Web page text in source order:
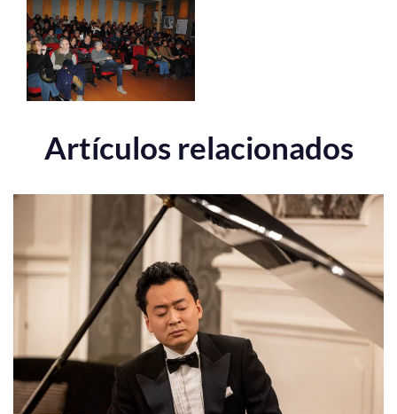
Artículos relacionados